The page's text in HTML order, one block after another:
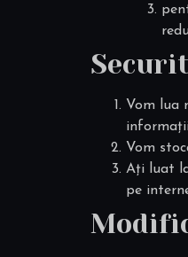
Vom lua
Vom
Ați luat
pe